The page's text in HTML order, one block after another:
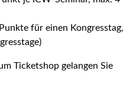
für einen Kongresstag,
Ticketshop gelangen Sie